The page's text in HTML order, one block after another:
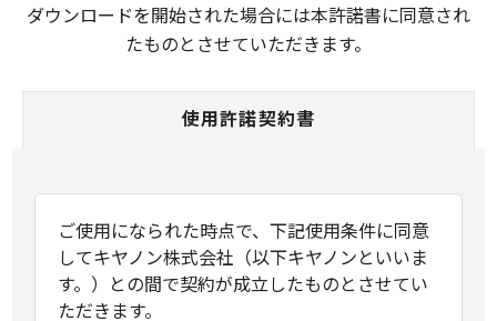
ダウンロードを開始された場合には本許諾書に同意され
たものとさせていただきます。
使用許諾契約書
ご使用になられた時点で、下記使用条件に同意
してキヤノン株式会社（以下キヤノンといいま
す。）との間で契約が成立したものとさせてい
ただきます。